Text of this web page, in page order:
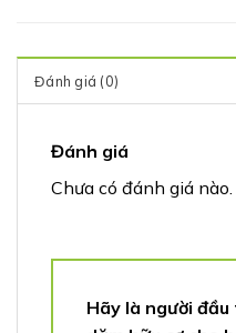
Đánh giá (0)
Đánh giá
Chưa có đánh giá nào.
Hãy là người